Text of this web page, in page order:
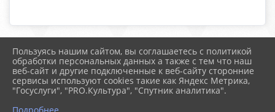
2026 г. boldschool-rostov.ru
Вход
Карта сайта
Политика обработки персональных данных
Пользуясь нашим сайтом, вы соглашаетесь с политикой
обработки персональных данных а также с тем что наш
веб-сайт и другие подключенные к веб-сайту сторонние
сервисы используют cookies такие как Яндекс Метрика,
"Госуслуги", "PRO.Культура", "Спутник аналитика".